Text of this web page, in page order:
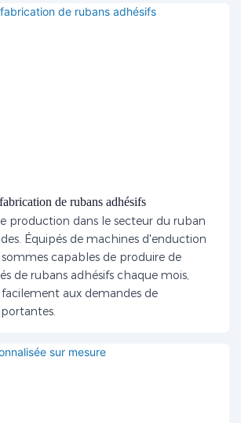
de rubans adhésifs
production dans le secteur du ruban
Équipés de machines d'enduction
capables de produire de
de rubans adhésifs chaque mois,
aux demandes de